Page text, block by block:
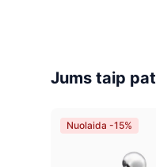
Jums taip
Nuolaida -15%